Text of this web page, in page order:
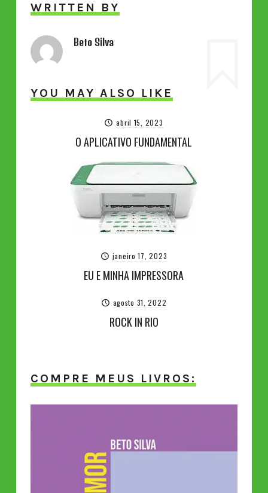
WRITTEN BY
Beto Silva
YOU MAY ALSO LIKE
abril 15, 2023
O APLICATIVO FUNDAMENTAL
janeiro 17, 2023
EU E MINHA IMPRESSORA
agosto 31, 2022
ROCK IN RIO
COMPRE MEUS LIVROS: